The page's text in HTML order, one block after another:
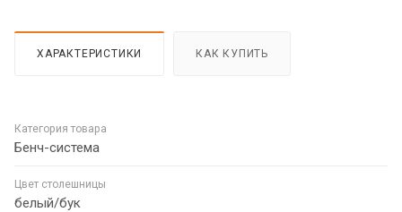
ХАРАКТЕРИСТИКИ КАК КУПИТЬ
Категория товара
Бенч-система
Цвет столешницы
белый/бук